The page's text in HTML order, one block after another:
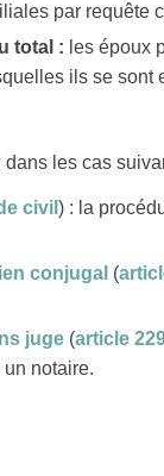
par requête
total : les époux
ils se
les cas
civil ) : la
conjugal (
juge (article
notaire.